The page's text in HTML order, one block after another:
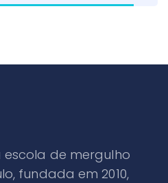
de mergulho
fundada em 2010,